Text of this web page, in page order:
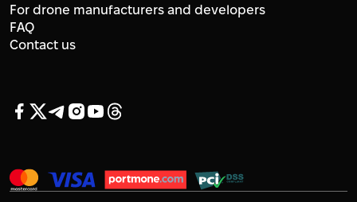
For drone manufacturers and developers
FAQ
Contact us